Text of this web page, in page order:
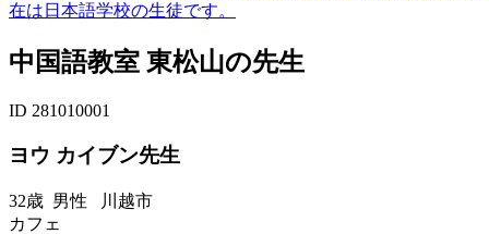
在は日本語学校の生徒です。
中国語教室 東松山の先生
ID 281010001
ヨウ カイブン先生
32歳 男性 川越市
カフェ